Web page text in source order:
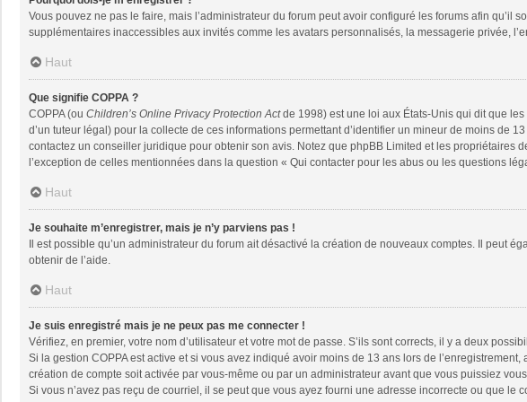
Vous pouvez ne pas le faire, mais l’administrateur du forum peut avoir configuré les forums afin
supplémentaires inaccessibles aux invités comme les avatars personnalisés, la messagerie privée,
Haut
Que signifie COPPA ?
COPPA (ou Children’s Online Privacy Protection Actde 1998) est une loi aux États-Unis qui dit que
d’un tuteur légal) pour la collecte de ces informations permettant d’identifier un mineur de moins de
contactez un conseiller juridique pour obtenir son avis. Notez que phpBB Limited et les
l’exception de celles mentionnées dans la question « Qui contacter pour les abus ou les questions
Haut
Je souhaite m’enregistrer, mais je n’y parviens pas !
Il est possible qu’un administrateur du forum ait désactivé la création de nouveaux comptes. Il peut
obtenir de l’aide.
Haut
Je suis enregistré mais je ne peux pas me connecter !
Vérifiez, en premier, votre nom d’utilisateur et votre mot de passe. S’ils sont corrects, il y a deux
Si la gestion COPPA est active et si vous avez indiqué avoir moins de 13 ans lors de
création de compte soit activée par vous-même ou par un administrateur avant que vous puissiez
Si vous n’avez pas reçu de courriel, il se peut que vous ayez fourni une adresse incorrecte ou que